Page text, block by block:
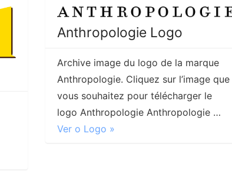
Anthropologie Logo
Archive image du logo de la marque
Anthropologie. Cliquez sur l’image que
vous souhaitez pour télécharger le
logo Anthropologie Anthropologie …
Ver o Logo »